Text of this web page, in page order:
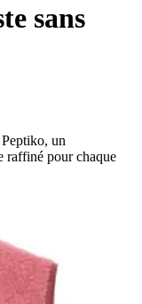
sans
un
raffiné pour chaque